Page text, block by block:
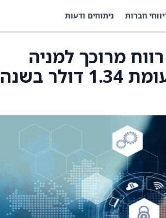
חברות ניתוחים ודעות
מרוכך למניה
ברבעון הרביעי של 28 סנט לעומת 1.34 דולר בשנה